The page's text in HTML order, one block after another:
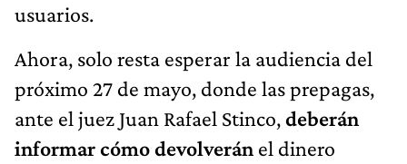
usuarios.
Ahora, solo resta esperar la audiencia del
próximo 27 de mayo, donde las prepagas,
ante el juez Juan Rafael Stinco,deberán
informar cómo devolverán el dinero